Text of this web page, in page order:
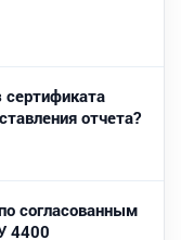
отчета?
согласованным
4400